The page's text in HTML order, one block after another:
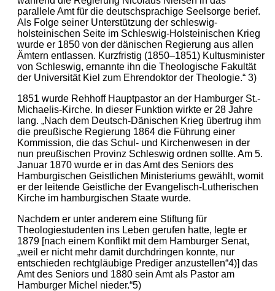
parallele Amt für die deutschsprachige Seelsorge berief.
Als Folge seiner Unterstützung der schleswig-
holsteinischen Seite im Schleswig-Holsteinischen Krieg
wurde er 1850 von der dänischen Regierung aus allen
Ämtern entlassen. Kurzfristig (1850–1851) Kultusminister
von Schleswig, ernannte ihn die Theologische Fakultät
der Universität Kiel zum Ehrendoktor der Theologie.“ 3)
1851 wurde Rehhoff Hauptpastor an der Hamburger St.-
Michaelis-Kirche. In dieser Funktion wirkte er 28 Jahre
lang. „Nach dem Deutsch-Dänischen Krieg übertrug ihm
die preußische Regierung 1864 die Führung einer
Kommission, die das Schul- und Kirchenwesen in der
nun preußischen Provinz Schleswig ordnen sollte. Am 5.
Januar 1870 wurde er in das Amt des Seniors des
Hamburgischen Geistlichen Ministeriums gewählt, womit
er der leitende Geistliche der Evangelisch-Lutherischen
Kirche im hamburgischen Staate wurde.
Nachdem er unter anderem eine Stiftung für
Theologiestudenten ins Leben gerufen hatte, legte er
1879 [nach einem Konflikt mit dem Hamburger Senat,
„weil er nicht mehr damit durchdringen konnte, nur
entschieden rechtgläubige Prediger anzustellen“4)] das
Amt des Seniors und 1880 sein Amt als Pastor am
Hamburger Michel nieder.“5)